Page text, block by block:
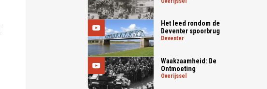
Het leed rondom de
Deventer spoorbrug
deventer
Waakzaamheid: De
Ontmoeting
overijssel